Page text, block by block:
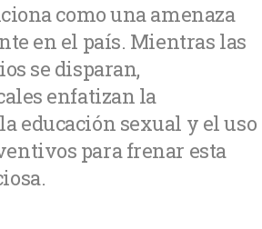
como una amenaza
en el país. Mientras las
se disparan,
enfatizan la
educación sexual y el uso
para frenar esta